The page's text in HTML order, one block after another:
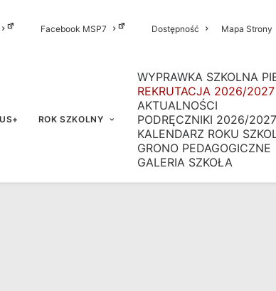
Facebook MSP7 Dostępność Mapa Strony
ROK SZKOLNY
WYPRAWKA SZKOLNA
REKRUTACJA 2026/2027
AKTUALNOŚCI
PODRĘCZNIKI 2026/2027
KALENDARZ ROKU
GRONO PEDAGOGICZNE
GALERIA SZKOŁA